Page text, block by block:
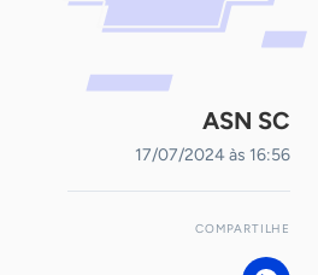
ASN SC
17/07/2024 às 16:56
COMPARTILHE